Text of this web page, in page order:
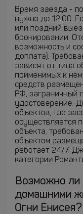
Время заезда -
нужно до 12:00.
или поздний
бронировании.
возможность и
доплата).
зависят от типа
применимых к
средств
РФ, заграничный
удостоверение.
объектов, где
осуществляется
объекта,
объектом
работает 24/7.
категории
Возможно ли
домашними
Огни Енисея?